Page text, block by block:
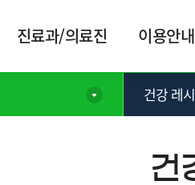
진료과/의료진 이용안내
건강 레
건